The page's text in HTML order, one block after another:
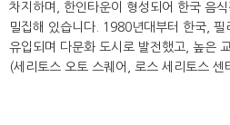
차지하며, 한인타운이 형성되어 한국 음
밀집해 있습니다. 1980년대부터 한국, 필
유입되며 다문화 도시로 발전했고, 높은
(세리토스 오토 스퀘어, 로스 세리토스 센